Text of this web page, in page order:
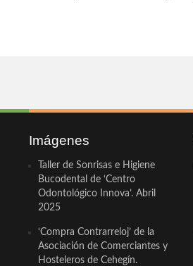
Imágenes
Taller de Sonrisas e Higiene
Bucodental de ‘Centro
Odontológico Innova’. Abril
2025
‘Compra Contrarreloj’ de la
Asociación de Comerciantes y
Hosteleros de Cehegín.